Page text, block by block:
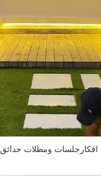
افكارجلسات ومظلات حدائق